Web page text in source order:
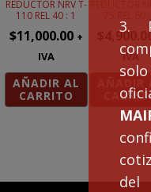
3.
REDUCTOR NRV T-
110 REL 40 : 1
$11,000.00 +
IVA
AÑADIR AL
CARRITO
4,900.00
IVA